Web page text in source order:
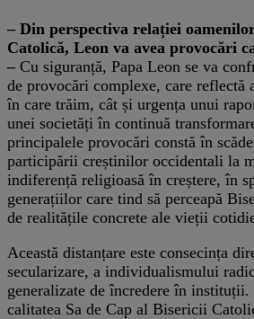
– Din perspectiva relației
Catolică, Leon va avea provocări
– Cu siguranță, Papa Leon se va
de provocări complexe, care reflectă
în care trăim, cât și urgența unui
unei societăți în continuă
principalele provocări constă în
participării creștinilor occidentali la
indiferență religioasă în creștere, în
generațiilor care tind să perceapă
de realitățile concrete ale vieții
Această distanțare este consecința
secularizare, a individualismului
generalizate de încredere în
calitatea Sa de Cap al Bisericii